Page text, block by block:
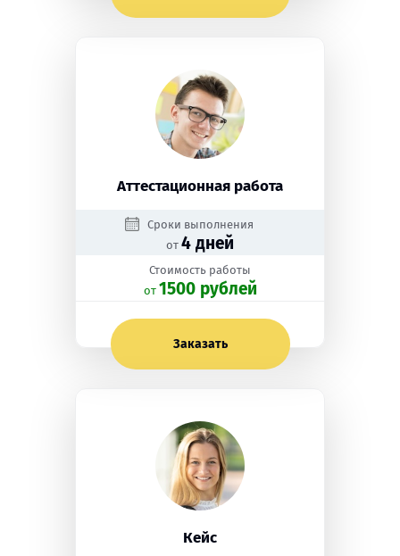
Аттестационная работа
Сроки выполнения
от 4 дней
Стоимость работы
oт 1500 рублей
Заказать
Кейс